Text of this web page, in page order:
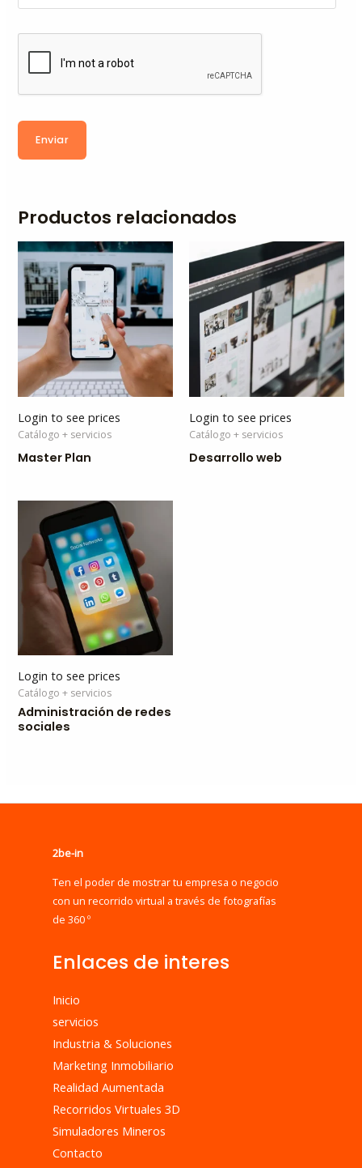
Enviar
Productos relacionados
Login to see prices
Catálogo + servicios
Master Plan
Login to see prices
Catálogo + servicios
Desarrollo web
Login to see prices
Catálogo + servicios
Administración de redes
sociales
2be-in
Ten el poder de mostrar tu empresa o negocio
con un recorrido virtual a través de fotografías
de 360 º
Enlaces de interes
Inicio
servicios
Industria & Soluciones
Marketing Inmobiliario
Realidad Aumentada
Recorridos Virtuales 3D
Simuladores Mineros
Contacto